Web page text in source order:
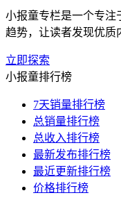
小报童专栏是一个专注
趋势，让读者发现优质
立即探索
小报童排行榜
7天销量排行榜
总销量排行榜
总收入排行榜
最新发布排行榜
最近更新排行榜
价格排行榜